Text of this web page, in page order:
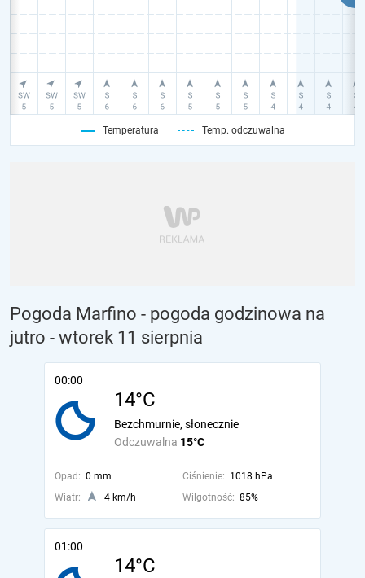
Temperatura Temp. odczuwalna
Pogoda Marfino - pogoda godzinowa na
jutro - wtorek 11 sierpnia
00:00
14°C
Odczuwalna 15°C
Bezchmurnie, słonecznie
Opad: 0 mm Ciśnienie: 1018 hPa
Wiatr:
4 km/h Wilgotność: 85%
01:00
14°C